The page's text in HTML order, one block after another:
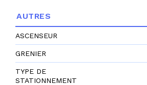
AUTRES
ASCENSEUR
GRENIER
TYPE DE
STATIONNEMENT